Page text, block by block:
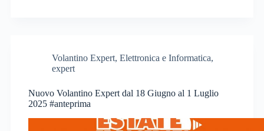
Volantino Expert, Elettronica e Informatica,
expert
Nuovo Volantino Expert dal 18 Giugno al 1 Luglio
2025 #anteprima